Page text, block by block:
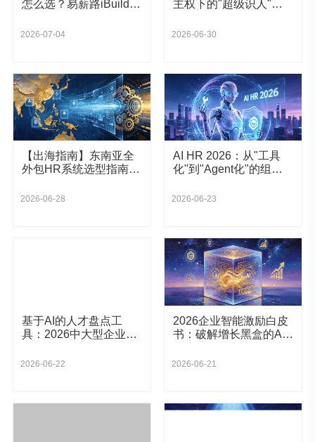
怎么选？易薪路iBuilder
三大痛点
2026-07-04
主权下的"超级识人"进
2026-06-30
【出海指南】东南亚全
外包HR系统选型指南：
组织敏捷性？
2026-06-28
AI HR 2026：从"工具
化"到"Agent化"的组织
2026-06-23
基于AI的人才盘点工
具：2026中大型企业破
底座
2026-06-22
2026企业智能激励白皮
书：破解增长黑盒的AI
2026-06-21